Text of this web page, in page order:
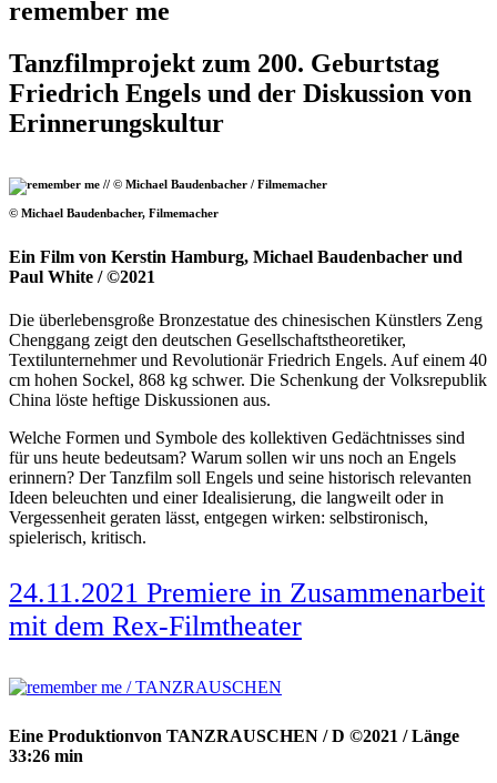
remember me
Tanzfilmprojekt zum 200. Geburtstag
Friedrich Engels und der Diskussion von
Erinnerungskultur
© Michael Baudenbacher, Filmemacher
Ein Film von Kerstin Hamburg, Michael Baudenbacher und
Paul White / ©2021
Die überlebensgroße Bronzestatue des chinesischen Künstlers Zeng
Chenggang zeigt den deutschen Gesellschaftstheoretiker,
Textilunternehmer und Revolutionär Friedrich Engels. Auf einem 40
cm hohen Sockel, 868 kg schwer. Die Schenkung der Volksrepublik
China löste heftige Diskussionen aus.
Welche Formen und Symbole des kollektiven Gedächtnisses sind
für uns heute bedeutsam? Warum sollen wir uns noch an Engels
erinnern? Der Tanzfilm soll Engels und seine historisch relevanten
Ideen beleuchten und einer Idealisierung, die langweilt oder in
Vergessenheit geraten lässt, entgegen wirken: selbstironisch,
spielerisch, kritisch.
24.11.2021 Premiere in Zusammenarbeit
mit dem Rex-Filmtheater
Eine Produktionvon TANZRAUSCHEN / D ©2021 / Länge
33:26 min